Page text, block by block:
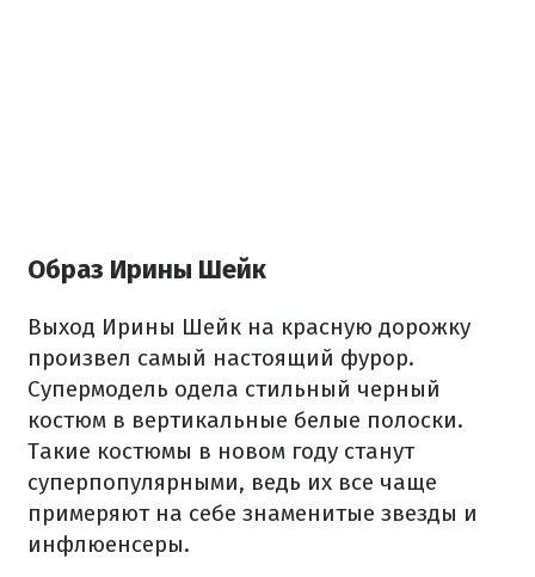
Образ Ирины Шейк
Выход Ирины Шейк на красную дорожку
произвел самый настоящий фурор.
Супермодель одела стильный черный
костюм в вертикальные белые полоски.
Такие костюмы в новом году станут
суперпопулярными, ведь их все чаще
примеряют на себе знаменитые звезды и
инфлюенсеры.